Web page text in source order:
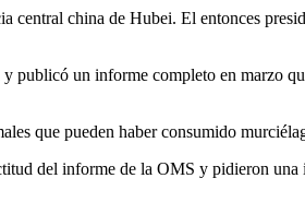
china de Hubei. El entonces
un informe completo en marzo
que pueden haber consumido
del informe de la OMS y pidieron